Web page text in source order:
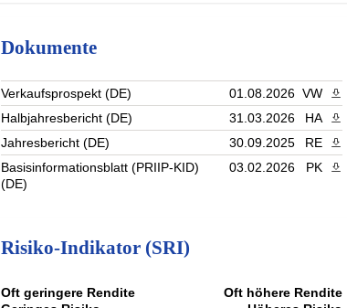
Dokumente
Verkaufsprospekt (DE) 01.08.2026 VW
Halbjahresbericht (DE)
31.03.2026 HA
Jahresbericht (DE)
30.09.2025 RE
Basisinformationsblatt (PRIIP-KID)
(DE)
03.02.2026 PK
Risiko-Indikator (SRI)
Oft geringere Rendite
Oft höhere Rendite